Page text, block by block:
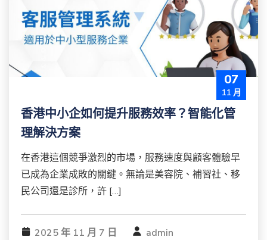
07
11 月
香港中小企如何提升服務效率？智能化管
理解決方案
在香港這個競爭激烈的市場，服務速度與顧客體驗早
已成為企業成敗的關鍵。無論是美容院、補習社、移
民公司還是診所，許 […]
2025 年 11 月 7 日
admin